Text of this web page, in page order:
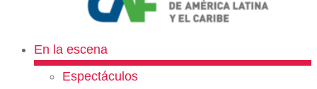
En la escena
Espectáculos